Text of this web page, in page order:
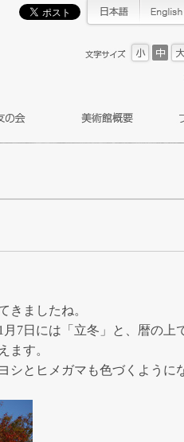
きましたね。
7日には「立冬」と、暦の上
ます。
とヒメガマも色づくように